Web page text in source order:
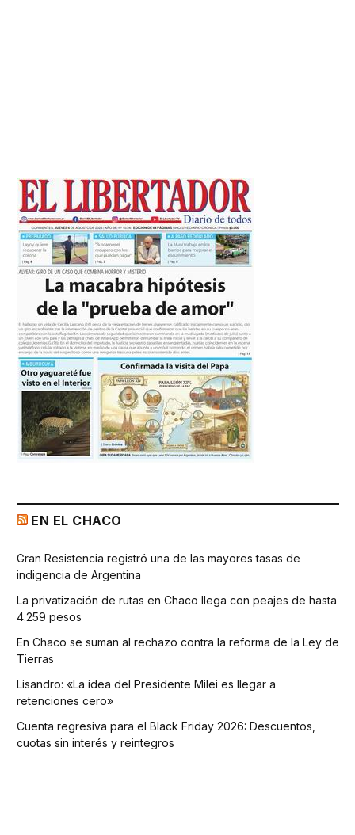
EN EL CHACO
Gran Resistencia registró una de las mayores tasas de
indigencia de Argentina
La privatización de rutas en Chaco llega con peajes de hasta
4.259 pesos
En Chaco se suman al rechazo contra la reforma de la Ley de
Tierras
Lisandro: «La idea del Presidente Milei es llegar a
retenciones cero»
Cuenta regresiva para el Black Friday 2026: Descuentos,
cuotas sin interés y reintegros